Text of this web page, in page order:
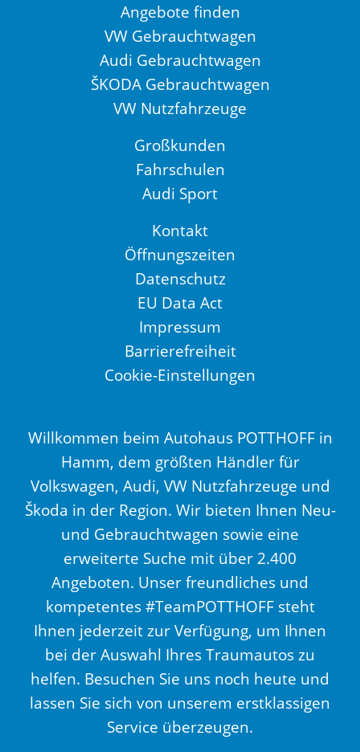
Angebote finden
VW Gebrauchtwagen
Audi Gebrauchtwagen
ŠKODA Gebrauchtwagen
VW Nutzfahrzeuge
Großkunden
Fahrschulen
Audi Sport
Kontakt
Öffnungszeiten
Datenschutz
EU Data Act
Impressum
Barrierefreiheit
Cookie-Einstellungen
Willkommen beim Autohaus POTTHOFF in
Hamm, dem größten Händler für
Volkswagen, Audi, VW Nutzfahrzeuge und
Škoda in der Region. Wir bieten Ihnen Neu-
und Gebrauchtwagen sowie eine
erweiterte Suche mit über 2.400
Angeboten. Unser freundliches und
kompetentes #TeamPOTTHOFF steht
Ihnen jederzeit zur Verfügung, um Ihnen
bei der Auswahl Ihres Traumautos zu
helfen. Besuchen Sie uns noch heute und
lassen Sie sich von unserem erstklassigen
Service überzeugen.